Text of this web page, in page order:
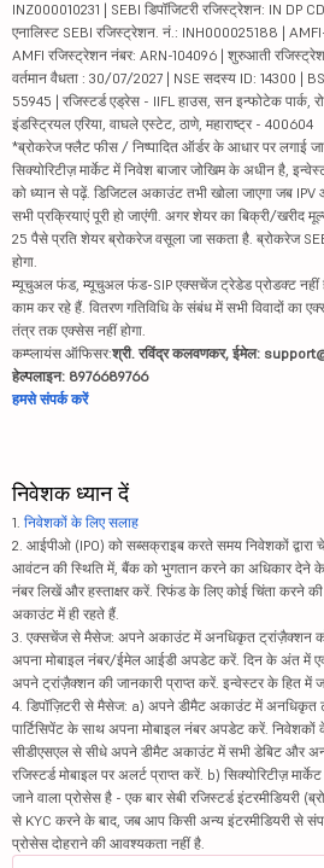
INZ000010231 | SEBI डिपॉजिटरी रजिस्ट्रेशन: IN DP
एनालिस्ट SEBI रजिस्ट्रेशन. नं.: INH000025188 |
AMFI रजिस्ट्रेशन नंबर: ARN-104096 | शुरुआती
वर्तमान वैधता : 30/07/2027 | NSE सदस्य ID: 14300 |
55945 | रजिस्टर्ड एड्रेस - IIFL हाउस, सन इन्फोटेक पार्क,
इंडस्ट्रियल एरिया, वाघले एस्टेट, ठाणे, महाराष्ट्र - 400604
*ब्रोकरेज फ्लैट फीस / निष्पादित ऑर्डर के आधार पर लगाई
सिक्योरिटीज़ मार्केट में निवेश बाजार जोखिम के अधीन है,
को ध्यान से पढ़ें. डिजिटल अकाउंट तभी खोला जाएगा जब
सभी प्रक्रियाएं पूरी हो जाएंगी. अगर शेयर का बिक्री/
25 पैसे प्रति शेयर ब्रोकरेज वसूला जा सकता है. ब्रोकरेज SEBI
होगा.
म्यूचुअल फंड, म्यूचुअल फंड-SIP एक्सचेंज ट्रेडेड प्रोडक्ट नहीं
काम कर रहे हैं. वितरण गतिविधि के संबंध में सभी विवादों का
तंत्र तक एक्सेस नहीं होगा.
कम्प्लायंस ऑफिसर:श्री. रविंद्र कलवणकर, ईमेल:
हेल्पलाइन: 8976689766
हमसे संपर्क करें
निवेशक ध्यान दें
1. निवेशकों के लिए सलाह
2. आईपीओ (IPO) को सब्सक्राइब करते समय निवेशकों द्वारा
आवंटन की स्थिति में, बैंक को भुगतान करने का अधिकार देने
नंबर लिखें और हस्ताक्षर करें. रिफंड के लिए कोई चिंता करने
अकाउंट में ही रहते हैं.
3. एक्सचेंज से मैसेज: अपने अकाउंट में अनधिकृत ट्रांज़ैक्शन
अपना मोबाइल नंबर/ईमेल आईडी अपडेट करें. दिन के अंत में
अपने ट्रांज़ैक्शन की जानकारी प्राप्त करें. इन्वेस्टर के हित में
4. डिपॉज़िटरी से मैसेज: a) अपने डीमैट अकाउंट में अनधिकृत
पार्टिसिपेंट के साथ अपना मोबाइल नंबर अपडेट करें. निवेशकों
सीडीएसएल से सीधे अपने डीमैट अकाउंट में सभी डेबिट और
रजिस्टर्ड मोबाइल पर अलर्ट प्राप्त करें. b) सिक्योरिटीज़
जाने वाला प्रोसेस है - एक बार सेबी रजिस्टर्ड इंटरमीडियरी
से KYC करने के बाद, जब आप किसी अन्य इंटरमीडियरी से
प्रोसेस दोहराने की आवश्यकता नहीं है.